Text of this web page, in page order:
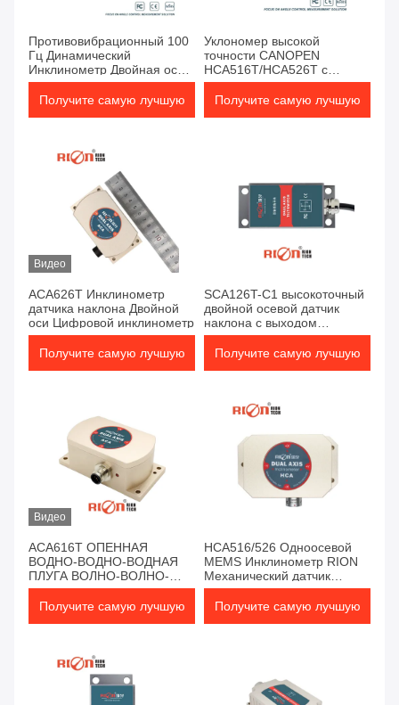
Противовибрационный 100
Гц Динамический
Инклинометр Двойная ось
CANopen
Получите самую лучшую
Уклономер высокой
точности CANOPEN
HCA516T/HCA526T с
хорошим смещением
температуры
Получите самую лучшую
Видео
ACA626T Инклинометр
датчика наклона Двойной
оси Цифровой инклинометр
Получите самую лучшую
SCA126T-C1 высокоточный
двойной осевой датчик
наклона с выходом
CANopen
Получите самую лучшую
Видео
ACA616T ОПЕННАЯ
ВОДНО-ВОДНО-ВОДНАЯ
ПЛУГА ВОЛНО-ВОЛНО-
ПЛУГА ВОЛНО-ВОЛНО-
ВОЛНО-ВОЛНО-ВОЛНО
Получите самую лучшую
HCA516/526 Одноосевой
MEMS Инклинометр RION
Механический датчик
наклона
Получите самую лучшую